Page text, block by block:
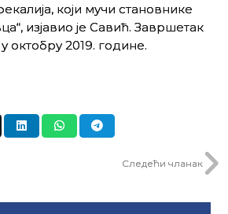
који мучи становнике
изјавио је Савић. Завршетак
октобру 2019. године.
Следећи чланак